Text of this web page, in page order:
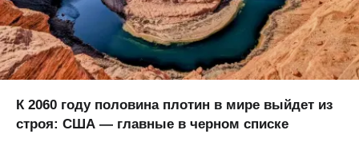
К 2060 году половина плотин в мире выйдет из
строя: США — главные в черном списке